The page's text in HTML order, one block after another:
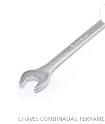
CHAVES COMBINADAS, FERRAMENTAS MANUAIS